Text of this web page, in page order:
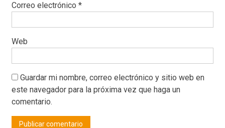
Correo electrónico *
Web
Guardar mi nombre, correo electrónico y sitio web en
este navegador para la próxima vez que haga un
comentario.